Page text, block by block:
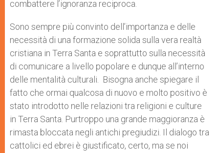
combattere l’ignoranza reciproca.
Sono sempre più convinto dell’importanza e delle
necessità di una formazione solida sulla vera realtà
cristiana in Terra Santa e soprattutto sulla necessità
di comunicare a livello popolare e dunque all’interno
delle mentalità culturali. Bisogna anche spiegare il
fatto che ormai qualcosa di nuovo e molto positivo è
stato introdotto nelle relazioni tra religioni e culture
in Terra Santa. Purtroppo una grande maggioranza è
rimasta bloccata negli antichi pregiudizi. Il dialogo tra
cattolici ed ebrei è giustificato, certo, ma se noi